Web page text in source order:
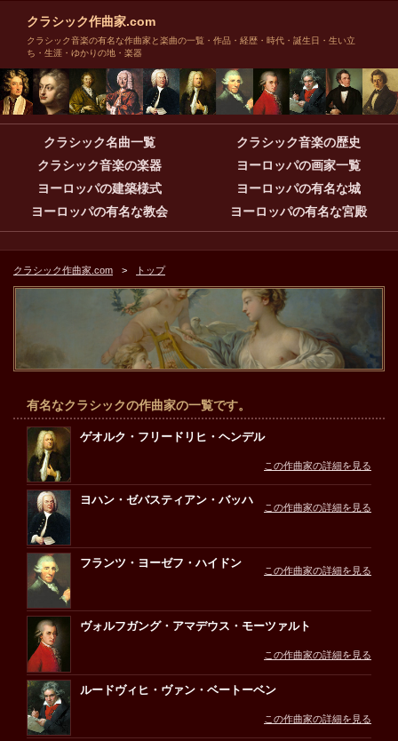
クラシック作曲家.com
クラシック音楽の有名な作曲家と楽曲の一覧・作品・経歴・時代・誕生日・生い立
ち・生涯・ゆかりの地・楽器
クラシック名曲一覧
クラシック音楽の歴史
クラシック音楽の楽器
ヨーロッパの画家一覧
ヨーロッパの建築様式
ヨーロッパの有名な城
ヨーロッパの有名な教会
ヨーロッパの有名な宮殿
クラシック作曲家.com トップ
有名なクラシックの作曲家の一覧です。
ゲオルク・フリードリヒ・ヘンデル
この作曲家の詳細を見る
ヨハン・ゼバスティアン・バッハ
この作曲家の詳細を見る
フランツ・ヨーゼフ・ハイドン
この作曲家の詳細を見る
ヴォルフガング・アマデウス・モーツァルト
この作曲家の詳細を見る
ルードヴィヒ・ヴァン・ベートーベン
この作曲家の詳細を見る